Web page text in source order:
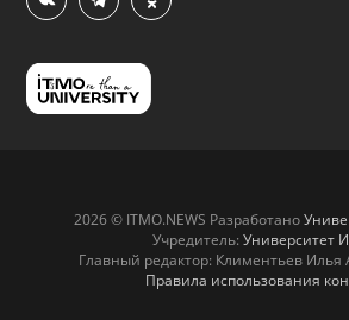
2026 © ITMO.NEWS Разработано
Учредитель: Университет
Главный редактор: Климентьев Илья
Правила использования